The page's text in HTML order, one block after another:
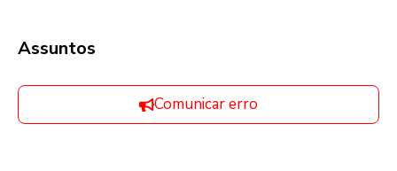
Assuntos
Comunicar erro